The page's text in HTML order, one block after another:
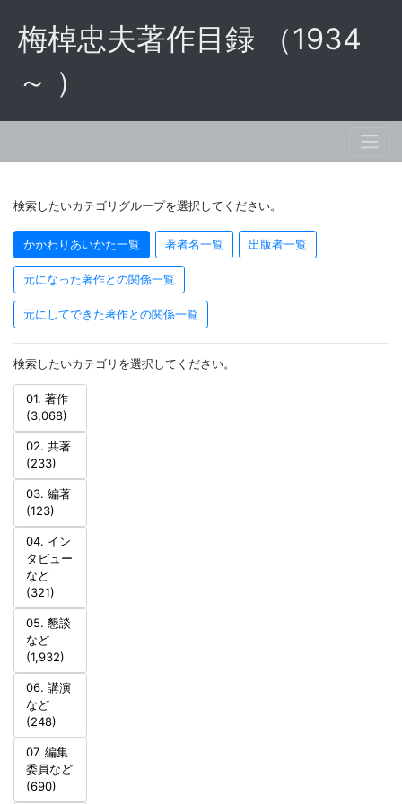
梅棹忠夫著作目録 （1934
～ ）
検索したいカテゴリグループを選択してください。
かかわりあいかた一覧 著者名一覧 出版者一覧
元になった著作との関係一覧
元にしてできた著作との関係一覧
検索したいカテゴリを選択してください。
01. 著作
(3,068)
02. 共著
(233)
03. 編著
(123)
04. イン
タビュー
など
(321)
05. 懇談
など
(1,932)
06. 講演
など
(248)
07. 編集
委員など
(690)